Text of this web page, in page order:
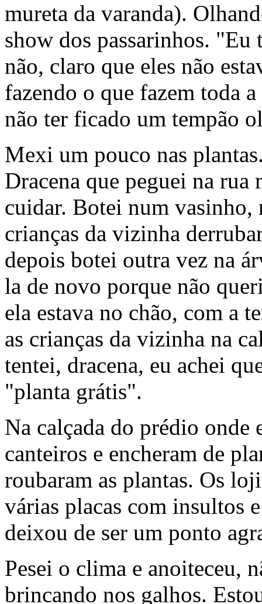
mureta da varanda).
show dos passarinhos. "Eu
não, claro que eles não
fazendo o que fazem toda
não ter ficado um tempão
Mexi um pouco nas
Dracena que peguei na rua
cuidar. Botei num vasinho,
crianças da vizinha
depois botei outra vez na
la de novo porque não
ela estava no chão, com a
as crianças da vizinha na
tentei, dracena, eu achei
"planta grátis".
Na calçada do prédio onde
canteiros e encheram de
roubaram as plantas. Os
várias placas com insultos
deixou de ser um ponto
Pesei o clima e anoiteceu,
brincando nos galhos.